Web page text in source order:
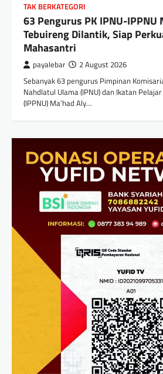
TAK BERKATEGORI
63 Pengurus PK IPNU-IPPNU
Tebuireng Dilantik, Siap
Mahasantri
payalebar 2 August 2026
Sebanyak 63 pengurus Pimpinan
Nahdlatul Ulama (IPNU) dan Ikatan
(IPPNU) Ma’had Aly…